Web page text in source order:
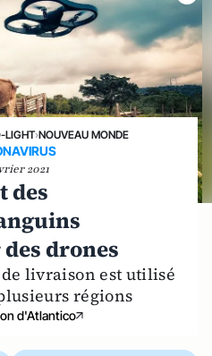
LIGHT›NOUVEAU MONDE
2021
des
drones
livraison est utilisé
régions
d'Atlantico